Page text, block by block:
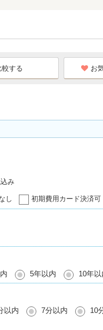
お
み
し 初期費用カード決済可
5年以内 10年以
以内 7分以内 10